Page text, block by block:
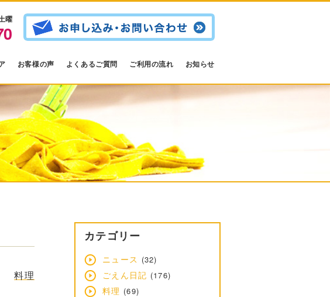
曜
お客様の声 よくあるご質問 ご利用の流れ お知らせ
料理
カテゴリー
ニュース (32)
ごえん日記 (176)
料理 (69)